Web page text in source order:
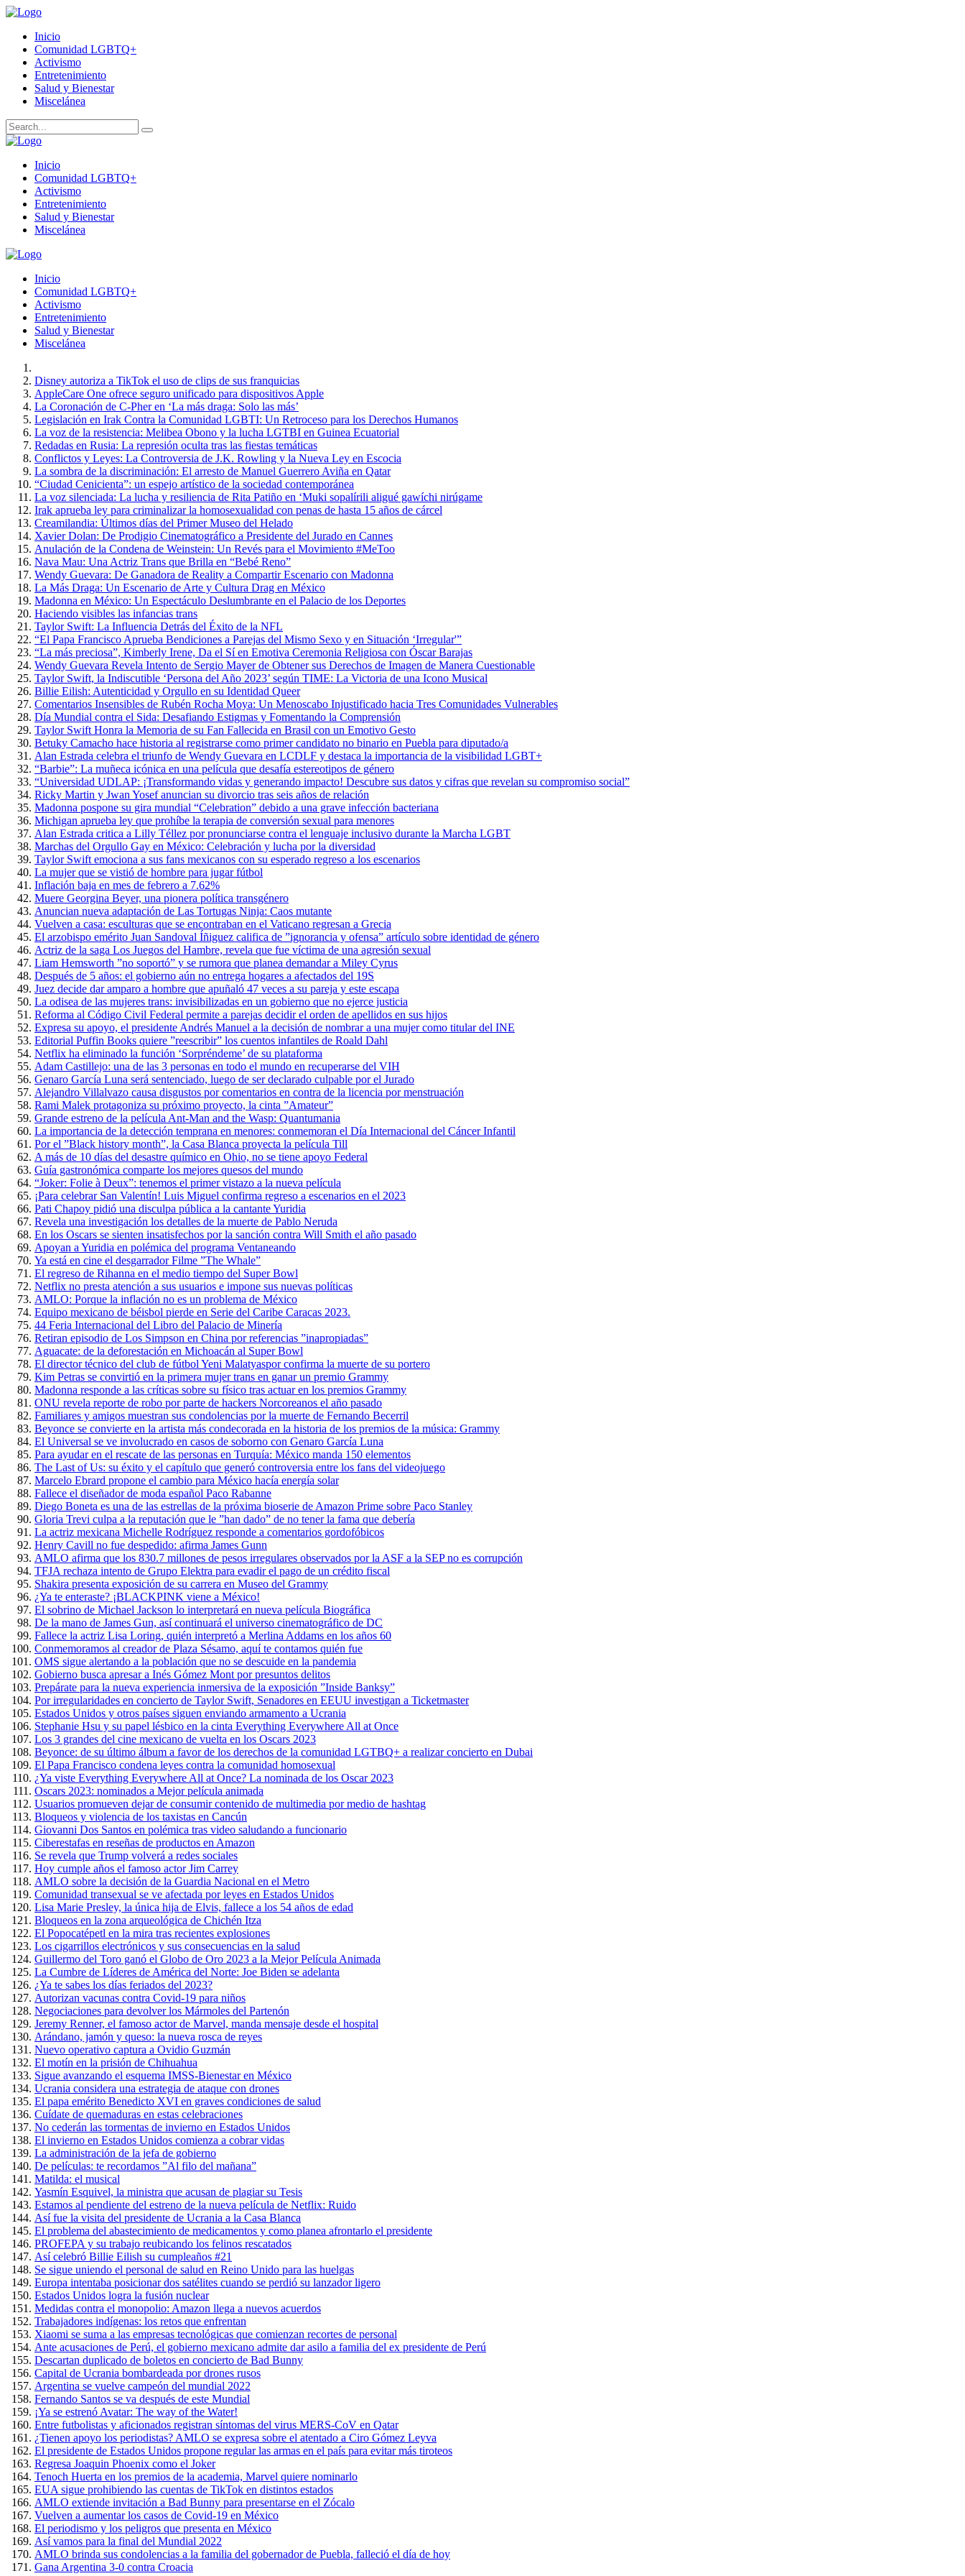
Inicio
Comunidad LGBTQ+
Activismo
Entretenimiento
Salud y Bienestar
Miscelánea
Inicio
Comunidad LGBTQ+
Activismo
Entretenimiento
Salud y Bienestar
Miscelánea
Inicio
Comunidad LGBTQ+
Activismo
Entretenimiento
Salud y Bienestar
Miscelánea
Disney autoriza a TikTok el uso de clips de sus franquicias
AppleCare One ofrece seguro unificado para dispositivos Apple
La Coronación de C-Pher en ‘La más draga: Solo las más’
Legislación en Irak Contra la Comunidad LGBTI: Un Retroceso para los Derechos Humanos
La voz de la resistencia: Melibea Obono y la lucha LGTBI en Guinea Ecuatorial
Redadas en Rusia: La represión oculta tras las fiestas temáticas
Conflictos y Leyes: La Controversia de J.K. Rowling y la Nueva Ley en Escocia
La sombra de la discriminación: El arresto de Manuel Guerrero Aviña en Qatar
“Ciudad Cenicienta”: un espejo artístico de la sociedad contemporánea
La voz silenciada: La lucha y resiliencia de Rita Patiño en ‘Muki sopalírili aligué gawíchi nirúgame
Irak aprueba ley para criminalizar la homosexualidad con penas de hasta 15 años de cárcel
Creamilandia: Últimos días del Primer Museo del Helado
Xavier Dolan: De Prodigio Cinematográfico a Presidente del Jurado en Cannes
Anulación de la Condena de Weinstein: Un Revés para el Movimiento #MeToo
Nava Mau: Una Actriz Trans que Brilla en “Bebé Reno”
Wendy Guevara: De Ganadora de Reality a Compartir Escenario con Madonna
La Más Draga: Un Escenario de Arte y Cultura Drag en México
Madonna en México: Un Espectáculo Deslumbrante en el Palacio de los Deportes
Haciendo visibles las infancias trans
Taylor Swift: La Influencia Detrás del Éxito de la NFL
“El Papa Francisco Aprueba Bendiciones a Parejas del Mismo Sexo y en Situación ‘Irregular'”
“La más preciosa”, Kimberly Irene, Da el Sí en Emotiva Ceremonia Religiosa con Óscar Barajas
Wendy Guevara Revela Intento de Sergio Mayer de Obtener sus Derechos de Imagen de Manera Cuestionable
Taylor Swift, la Indiscutible ‘Persona del Año 2023’ según TIME: La Victoria de una Icono Musical
Billie Eilish: Autenticidad y Orgullo en su Identidad Queer
Comentarios Insensibles de Rubén Rocha Moya: Un Menoscabo Injustificado hacia Tres Comunidades Vulnerables
Día Mundial contra el Sida: Desafiando Estigmas y Fomentando la Comprensión
Taylor Swift Honra la Memoria de su Fan Fallecida en Brasil con un Emotivo Gesto
Betuky Camacho hace historia al registrarse como primer candidato no binario en Puebla para diputado/a
Alan Estrada celebra el triunfo de Wendy Guevara en LCDLF y destaca la importancia de la visibilidad LGBT+
“Barbie”: La muñeca icónica en una película que desafía estereotipos de género
“Universidad UDLAP: ¡Transformando vidas y generando impacto! Descubre sus datos y cifras que revelan su compromiso social”
Ricky Martin y Jwan Yosef anuncian su divorcio tras seis años de relación
Madonna pospone su gira mundial “Celebration” debido a una grave infección bacteriana
Michigan aprueba ley que prohíbe la terapia de conversión sexual para menores
Alan Estrada critica a Lilly Téllez por pronunciarse contra el lenguaje inclusivo durante la Marcha LGBT
Marchas del Orgullo Gay en México: Celebración y lucha por la diversidad
Taylor Swift emociona a sus fans mexicanos con su esperado regreso a los escenarios
La mujer que se vistió de hombre para jugar fútbol
Inflación baja en mes de febrero a 7.62%
Muere Georgina Beyer, una pionera política transgénero
Anuncian nueva adaptación de Las Tortugas Ninja: Caos mutante
Vuelven a casa: esculturas que se encontraban en el Vaticano regresan a Grecia
El arzobispo emérito Juan Sandoval Íñiguez califica de ”ignorancia y ofensa” artículo sobre identidad de género
Actriz de la saga Los Juegos del Hambre, revela que fue víctima de una agresión sexual
Liam Hemsworth ”no soportó” y se rumora que planea demandar a Miley Cyrus
Después de 5 años: el gobierno aún no entrega hogares a afectados del 19S
Juez decide dar amparo a hombre que apuñaló 47 veces a su pareja y este escapa
La odisea de las mujeres trans: invisibilizadas en un gobierno que no ejerce justicia
Reforma al Código Civil Federal permite a parejas decidir el orden de apellidos en sus hijos
Expresa su apoyo, el presidente Andrés Manuel a la decisión de nombrar a una mujer como titular del INE
Editorial Puffin Books quiere ”reescribir” los cuentos infantiles de Roald Dahl
Netflix ha eliminado la función ‘Sorpréndeme’ de su plataforma
Adam Castillejo: una de las 3 personas en todo el mundo en recuperarse del VIH
Genaro García Luna será sentenciado, luego de ser declarado culpable por el Jurado
Alejandro Villalvazo causa disgustos por comentarios en contra de la licencia por menstruación
Rami Malek protagoniza su próximo proyecto, la cinta ”Amateur”
Grande estreno de la película Ant-Man and the Wasp: Quantumania
La importancia de la detección temprana en menores: conmemoran el Día Internacional del Cáncer Infantil
Por el ”Black history month”, la Casa Blanca proyecta la película Till
A más de 10 días del desastre químico en Ohio, no se tiene apoyo Federal
Guía gastronómica comparte los mejores quesos del mundo
“Joker: Folie à Deux”: tenemos el primer vistazo a la nueva película
¡Para celebrar San Valentín! Luis Miguel confirma regreso a escenarios en el 2023
Pati Chapoy pidió una disculpa pública a la cantante Yuridia
Revela una investigación los detalles de la muerte de Pablo Neruda
En los Oscars se sienten insatisfechos por la sanción contra Will Smith el año pasado
Apoyan a Yuridia en polémica del programa Ventaneando
Ya está en cine el desgarrador Filme ”The Whale”
El regreso de Rihanna en el medio tiempo del Super Bowl
Netflix no presta atención a sus usuarios e impone sus nuevas políticas
AMLO: Porque la inflación no es un problema de México
Equipo mexicano de béisbol pierde en Serie del Caribe Caracas 2023.
44 Feria Internacional del Libro del Palacio de Minería
Retiran episodio de Los Simpson en China por referencias ”inapropiadas”
Aguacate: de la deforestación en Michoacán al Super Bowl
El director técnico del club de fútbol Yeni Malatyaspor confirma la muerte de su portero
Kim Petras se convirtió en la primera mujer trans en ganar un premio Grammy
Madonna responde a las críticas sobre su físico tras actuar en los premios Grammy
ONU revela reporte de robo por parte de hackers Norcoreanos el año pasado
Familiares y amigos muestran sus condolencias por la muerte de Fernando Becerril
Beyonce se convierte en la artista más condecorada en la historia de los premios de la música: Grammy
El Universal se ve involucrado en casos de soborno con Genaro García Luna
Para ayudar en el rescate de las personas en Turquía: México manda 150 elementos
The Last of Us: su éxito y el capítulo que generó controversia entre los fans del videojuego
Marcelo Ebrard propone el cambio para México hacía energía solar
Fallece el diseñador de moda español Paco Rabanne
Diego Boneta es una de las estrellas de la próxima bioserie de Amazon Prime sobre Paco Stanley
Gloria Trevi culpa a la reputación que le ”han dado” de no tener la fama que debería
La actriz mexicana Michelle Rodríguez responde a comentarios gordofóbicos
Henry Cavill no fue despedido: afirma James Gunn
AMLO afirma que los 830.7 millones de pesos irregulares observados por la ASF a la SEP no es corrupción
TFJA rechaza intento de Grupo Elektra para evadir el pago de un crédito fiscal
Shakira presenta exposición de su carrera en Museo del Grammy
¿Ya te enteraste? ¡BLACKPINK viene a México!
El sobrino de Michael Jackson lo interpretará en nueva película Biográfica
De la mano de James Gun, así continuará el universo cinematográfico de DC
Fallece la actriz Lisa Loring, quién interpretó a Merlina Addams en los años 60
Conmemoramos al creador de Plaza Sésamo, aquí te contamos quién fue
OMS sigue alertando a la población que no se descuide en la pandemia
Gobierno busca apresar a Inés Gómez Mont por presuntos delitos
Prepárate para la nueva experiencia inmersiva de la exposición ”Inside Banksy”
Por irregularidades en concierto de Taylor Swift, Senadores en EEUU investigan a Ticketmaster
Estados Unidos y otros países siguen enviando armamento a Ucrania
Stephanie Hsu y su papel lésbico en la cinta Everything Everywhere All at Once
Los 3 grandes del cine mexicano de vuelta en los Oscars 2023
Beyonce: de su último álbum a favor de los derechos de la comunidad LGTBQ+ a realizar concierto en Dubai
El Papa Francisco condena leyes contra la comunidad homosexual
¿Ya viste Everything Everywhere All at Once? La nominada de los Oscar 2023
Oscars 2023: nominados a Mejor película animada
Usuarios promueven dejar de consumir contenido de multimedia por medio de hashtag
Bloqueos y violencia de los taxistas en Cancún
Giovanni Dos Santos en polémica tras video saludando a funcionario
Ciberestafas en reseñas de productos en Amazon
Se revela que Trump volverá a redes sociales
Hoy cumple años el famoso actor Jim Carrey
AMLO sobre la decisión de la Guardia Nacional en el Metro
Comunidad transexual se ve afectada por leyes en Estados Unidos
Lisa Marie Presley, la única hija de Elvis, fallece a los 54 años de edad
Bloqueos en la zona arqueológica de Chichén Itza
El Popocatépetl en la mira tras recientes explosiones
Los cigarrillos electrónicos y sus consecuencias en la salud
Guillermo del Toro ganó el Globo de Oro 2023 a la Mejor Película Animada
La Cumbre de Líderes de América del Norte: Joe Biden se adelanta
¿Ya te sabes los días feriados del 2023?
Autorizan vacunas contra Covid-19 para niños
Negociaciones para devolver los Mármoles del Partenón
Jeremy Renner, el famoso actor de Marvel, manda mensaje desde el hospital
Arándano, jamón y queso: la nueva rosca de reyes
Nuevo operativo captura a Ovidio Guzmán
El motín en la prisión de Chihuahua
Sigue avanzando el esquema IMSS-Bienestar en México
Ucrania considera una estrategia de ataque con drones
El papa emérito Benedicto XVI en graves condiciones de salud
Cuídate de quemaduras en estas celebraciones
No cederán las tormentas de invierno en Estados Unidos
El invierno en Estados Unidos comienza a cobrar vidas
La administración de la jefa de gobierno
De películas: te recordamos ”Al filo del mañana”
Matilda: el musical
Yasmín Esquivel, la ministra que acusan de plagiar su Tesis
Estamos al pendiente del estreno de la nueva película de Netflix: Ruido
Así fue la visita del presidente de Ucrania a la Casa Blanca
El problema del abastecimiento de medicamentos y como planea afrontarlo el presidente
PROFEPA y su trabajo reubicando los felinos rescatados
Así celebró Billie Eilish su cumpleaños #21
Se sigue uniendo el personal de salud en Reino Unido para las huelgas
Europa intentaba posicionar dos satélites cuando se perdió su lanzador ligero
Estados Unidos logra la fusión nuclear
Medidas contra el monopolio: Amazon llega a nuevos acuerdos
Trabajadores indígenas: los retos que enfrentan
Xiaomi se suma a las empresas tecnológicas que comienzan recortes de personal
Ante acusaciones de Perú, el gobierno mexicano admite dar asilo a familia del ex presidente de Perú
Descartan duplicado de boletos en concierto de Bad Bunny
Capital de Ucrania bombardeada por drones rusos
Argentina se vuelve campeón del mundial 2022
Fernando Santos se va después de este Mundial
¡Ya se estrenó Avatar: The way of the Water!
Entre futbolistas y aficionados registran síntomas del virus MERS-CoV en Qatar
¿Tienen apoyo los periodistas? AMLO se expresa sobre el atentado a Ciro Gómez Leyva
El presidente de Estados Unidos propone regular las armas en el país para evitar más tiroteos
Regresa Joaquin Phoenix como el Joker
Tenoch Huerta en los premios de la academia, Marvel quiere nominarlo
EUA sigue prohibiendo las cuentas de TikTok en distintos estados
AMLO extiende invitación a Bad Bunny para presentarse en el Zócalo
Vuelven a aumentar los casos de Covid-19 en México
El periodismo y los peligros que presenta en México
Así vamos para la final del Mundial 2022
AMLO brinda sus condolencias a la familia del gobernador de Puebla, falleció el día de hoy
Gana Argentina 3-0 contra Croacia